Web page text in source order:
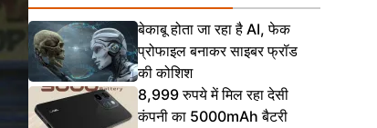
बेकाबू होता जा रहा है AI, फेक
प्रोफाइल बनाकर साइबर फ्रॉड
की कोशिश
8,999 रुपये में मिल रहा देसी
कंपनी का 5000mAh बैटरी